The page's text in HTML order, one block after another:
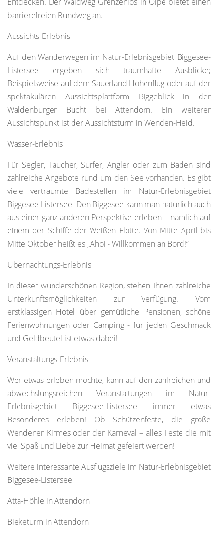
barrierefreien Rundweg an.
Aussichts-Erlebnis
Auf den Wanderwegen im Natur-Erlebnisgebiet Biggesee-
Listersee ergeben sich traumhafte Ausblicke;
Beispielsweise auf dem Sauerland Höhenflug oder auf der
spektakulären Aussichtsplattform Biggeblick in der
Waldenburger Bucht bei Attendorn. Ein weiterer
Aussichtspunkt ist der Aussichtsturm in Wenden-Heid.
Wasser-Erlebnis
Für Segler, Taucher, Surfer, Angler oder zum Baden sind
zahlreiche Angebote rund um den See vorhanden. Es gibt
viele verträumte Badestellen im Natur-Erlebnisgebiet
Biggesee-Listersee. Den Biggesee kann man natürlich auch
aus einer ganz anderen Perspektive erleben – nämlich auf
einem der Schiffe der Weißen Flotte. Von Mitte April bis
Mitte Oktober heißt es „Ahoi - Willkommen an Bord!“
Übernachtungs-Erlebnis
In dieser wunderschönen Region, stehen Ihnen zahlreiche
Unterkunftsmöglichkeiten zur Verfügung. Vom
erstklassigen Hotel über gemütliche Pensionen, schöne
Ferienwohnungen oder Camping - für jeden Geschmack
und Geldbeutel ist etwas dabei!
Veranstaltungs-Erlebnis
Wer etwas erleben möchte, kann auf den zahlreichen und
abwechslungsreichen Veranstaltungen im Natur-
Erlebnisgebiet Biggesee-Listersee immer etwas
Besonderes erleben! Ob Schützenfeste, die große
Wendener Kirmes oder der Karneval – alles Feste die mit
viel Spaß und Liebe zur Heimat gefeiert werden!
Weitere interessante Ausflugsziele im Natur-Erlebnisgebiet
Biggesee-Listersee:
Atta-Höhle in Attendorn
Bieketurm in Attendorn